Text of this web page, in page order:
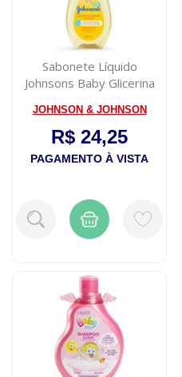
Sabonete Líquido
Johnsons Baby Glicerina
JOHNSON & JOHNSON
R$ 24,25
PAGAMENTO À VISTA